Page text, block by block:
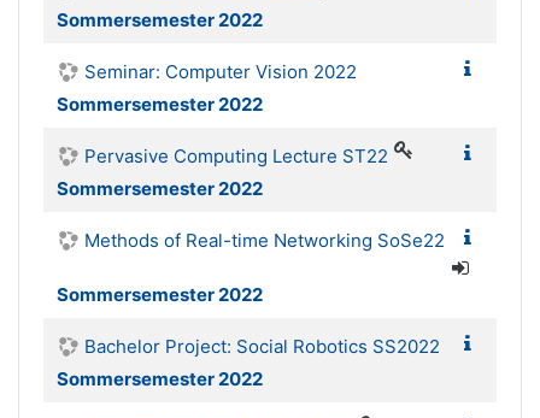
Sommersemester 2022
Seminar: Computer Vision 2022
Sommersemester 2022
Pervasive Computing Lecture ST22
Sommersemester 2022
Methods of Real-time Networking SoSe22
Sommersemester 2022
Bachelor Project: Social Robotics SS2022
Sommersemester 2022